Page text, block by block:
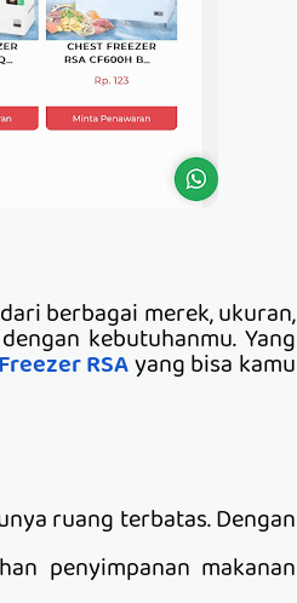
berbagai merek, ukuran,
kebutuhanmu. Yang
RSAyang bisa kamu
ruang terbatas. Dengan
penyimpanan makanan